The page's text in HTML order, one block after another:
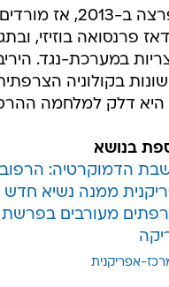
המלחמה פרצה ב-
פרנסואה בוזיזי,
במערכת-נגד.
בקולוניה
היא דלק למלחמה
בנושא
הדמוקרטיה:
ממנה נשיא חדש
צרפתים מעורבים בפרשת
אפריקנית